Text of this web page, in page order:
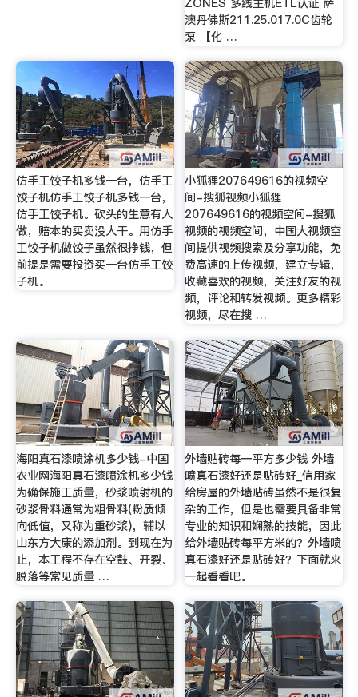
澳丹佛斯211.25.017.0C齿轮
泵 【化 …
仿手工饺子机多钱一台，仿手工
饺子机仿手工饺子机多钱一台，
仿手工饺子机。砍头的生意有人
做，赔本的买卖没人干。用仿手
工饺子机做饺子虽然很挣钱，但
前提是需要投资买一台仿手工饺
子机。
小狐狸207649616的视频空
间-搜狐视频小狐狸
207649616的视频空间-搜狐
视频的视频空间，中国大视频空
间提供视频搜索及分享功能，免
费高速的上传视频，建立专辑，
收藏喜欢的视频，关注好友的视
频，评论和转发视频。更多精彩
视频，尽在搜 …
海阳真石漆喷涂机多少钱-中国
农业网海阳真石漆喷涂机多少钱
为确保施工质量，砂浆喷射机的
砂浆骨料通常为粗骨料(粉质倾
向低值，又称为重砂浆)，辅以
山东方大康的添加剂。到现在为
止，本工程不存在空鼓、开裂、
脱落等常见质量 …
外墙贴砖每一平方多少钱 外墙
喷真石漆好还是贴砖好_信用家
给房屋的外墙贴砖虽然不是很复
杂的工作，但是也需要具备非常
专业的知识和娴熟的技能，因此
给外墙贴砖每平方米的？外墙喷
真石漆好还是贴砖好？下面就来
一起看看吧。